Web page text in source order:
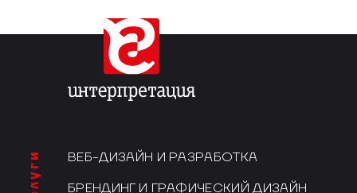
услуги
ВЕБ-ДИЗАЙН И РАЗРАБОТКА
БРЕНДИНГ И ГРАФИЧЕСКИЙ ДИЗАЙН